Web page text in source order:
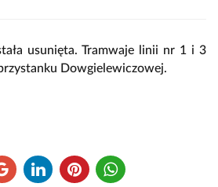
usunięta. Tramwaje linii nr 1 i 3
Dowgielewiczowej.